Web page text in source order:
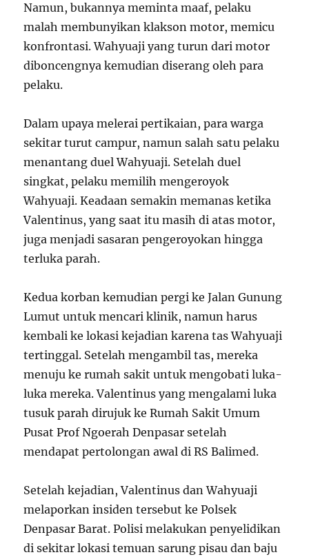
Namun, bukannya meminta maaf, pelaku
malah membunyikan klakson motor, memicu
konfrontasi. Wahyuaji yang turun dari motor
diboncengnya kemudian diserang oleh para
pelaku.
Dalam upaya melerai pertikaian, para warga
sekitar turut campur, namun salah satu pelaku
menantang duel Wahyuaji. Setelah duel
singkat, pelaku memilih mengeroyok
Wahyuaji. Keadaan semakin memanas ketika
Valentinus, yang saat itu masih di atas motor,
juga menjadi sasaran pengeroyokan hingga
terluka parah.
Kedua korban kemudian pergi ke Jalan Gunung
Lumut untuk mencari klinik, namun harus
kembali ke lokasi kejadian karena tas Wahyuaji
tertinggal. Setelah mengambil tas, mereka
menuju ke rumah sakit untuk mengobati luka-
luka mereka. Valentinus yang mengalami luka
tusuk parah dirujuk ke Rumah Sakit Umum
Pusat Prof Ngoerah Denpasar setelah
mendapat pertolongan awal di RS Balimed.
Setelah kejadian, Valentinus dan Wahyuaji
melaporkan insiden tersebut ke Polsek
Denpasar Barat. Polisi melakukan penyelidikan
di sekitar lokasi temuan sarung pisau dan baju